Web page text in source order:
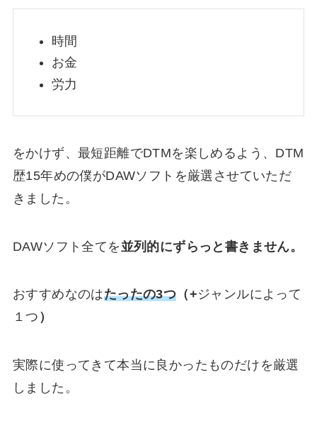
時間
お金
労力
をかけず、最短距離でDTMを楽しめるよう、DTM
歴15年めの僕がDAWソフトを厳選させていただ
きました。
DAWソフト全てを 並列的にずらっと書きません。
おすすめなのはたったの3つ （+ジャンルによって
１つ ）
実際に使ってきて本当に良かったものだけ を厳選
しました。